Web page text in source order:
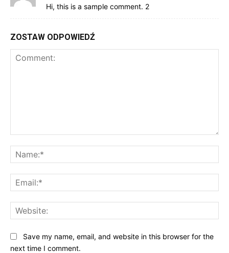
Hi, this is a sample comment. 2
ZOSTAW ODPOWIEDŹ
Save my name, email, and website in this browser for the
next time I comment.